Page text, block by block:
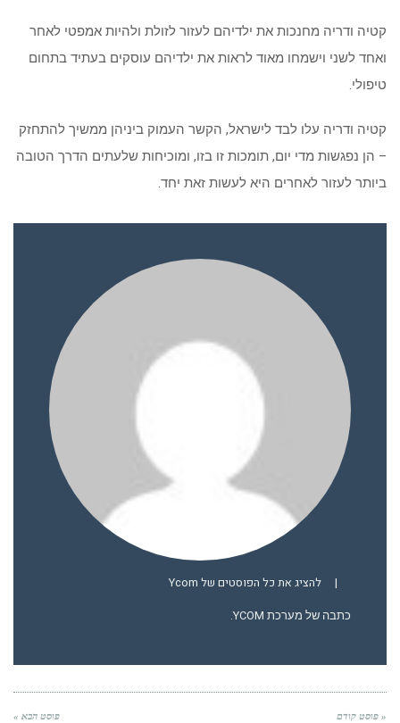
קטיה ודריה מחנכות את ילדיהם לעזור לזולת ולהיות אמפטי לאחר
ואחד לשני וישמחו מאוד לראות את ילדיהם עוסקים בעתיד בתחום
טיפולי.
קטיה ודריה עלו לבד לישראל, הקשר העמוק ביניהן ממשיך להתחזק
– הן נפגשות מדי יום, תומכות זו בזו, ומוכיחות שלעתים הדרך הטובה
ביותר לעזור לאחרים היא לעשות זאת יחד.
| להציג את כל הפוסטים של Ycom
כתבה של מערכת YCOM.
« פוסט קודם פוסט הבא »